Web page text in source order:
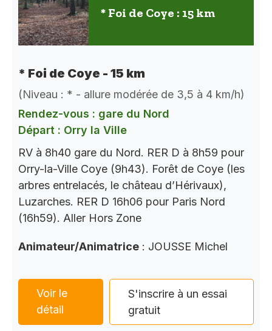
* Foi de Coye : 15 km
* Foi de Coye - 15 km
(Niveau : * - allure modérée de 3,5 à 4 km/h)
Rendez-vous : gare du Nord
Départ : Orry la Ville
RV à 8h40 gare du Nord. RER D à 8h59 pour
Orry-la-Ville Coye (9h43). Forêt de Coye (les
arbres entrelacés, le château d’Hérivaux),
Luzarches. RER D 16h06 pour Paris Nord
(16h59). Aller Hors Zone
Animateur/Animatrice : JOUSSE Michel
Voir le
détail
S'inscrire à un essai
gratuit